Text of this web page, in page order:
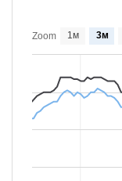
Zoom 1м 3м